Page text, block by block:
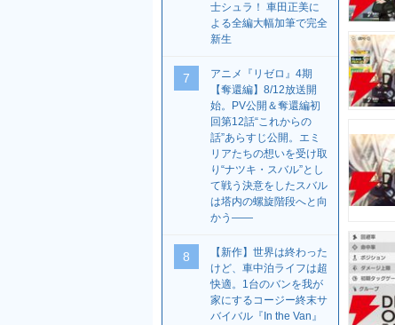
士シュラ！ 車田正美に
よる全編大幅加筆で完全
新生
7
アニメ『リゼロ』4期
【奪還編】8/12放送開
始。PV公開＆奪還編初
回第12話“これからの
話”あらすじ公開。エミ
リアたちの想いを受け取
り“ナツキ・スバル”とし
て戦う決意をしたスバル
は塔内の螺旋階段へと向
かう――
8
【新作】世界は終わった
けど、車中泊ライフは超
快適。1台のバンを我が
家にするコージー終末サ
バイバル『In the Van』